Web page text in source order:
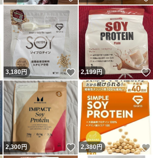
いいね！
3,180円 いいね！
2,199円
いいね！
2,300円 いいね！
2,380円